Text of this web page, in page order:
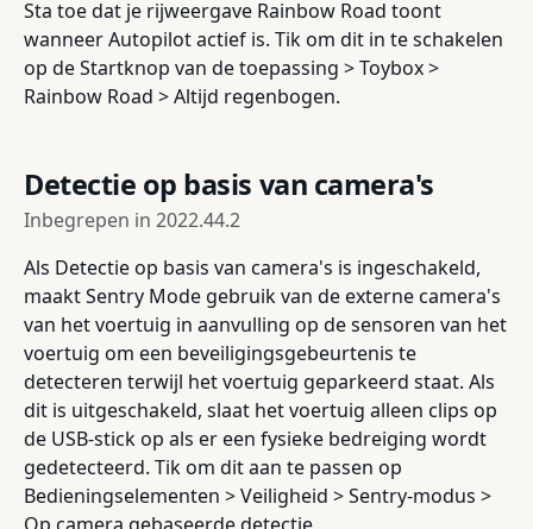
Sta toe dat je rijweergave Rainbow Road toont
wanneer Autopilot actief is. Tik om dit in te schakelen
op de Startknop van de toepassing > Toybox >
Rainbow Road > Altijd regenbogen.
Detectie op basis van camera's
Inbegrepen in 2022.44.2
Als Detectie op basis van camera's is ingeschakeld,
maakt Sentry Mode gebruik van de externe camera's
van het voertuig in aanvulling op de sensoren van het
voertuig om een beveiligingsgebeurtenis te
detecteren terwijl het voertuig geparkeerd staat. Als
dit is uitgeschakeld, slaat het voertuig alleen clips op
de USB-stick op als er een fysieke bedreiging wordt
gedetecteerd. Tik om dit aan te passen op
Bedieningselementen > Veiligheid > Sentry-modus >
Op camera gebaseerde detectie.